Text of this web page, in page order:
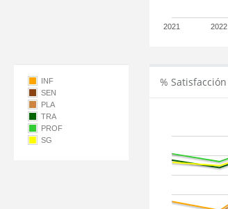
2021 2022
INF
SEN
PLA
TRA
PROF
SG
% Satisfacción